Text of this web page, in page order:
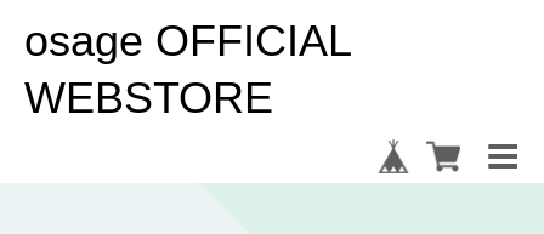
osage OFFICIAL
WEBSTORE